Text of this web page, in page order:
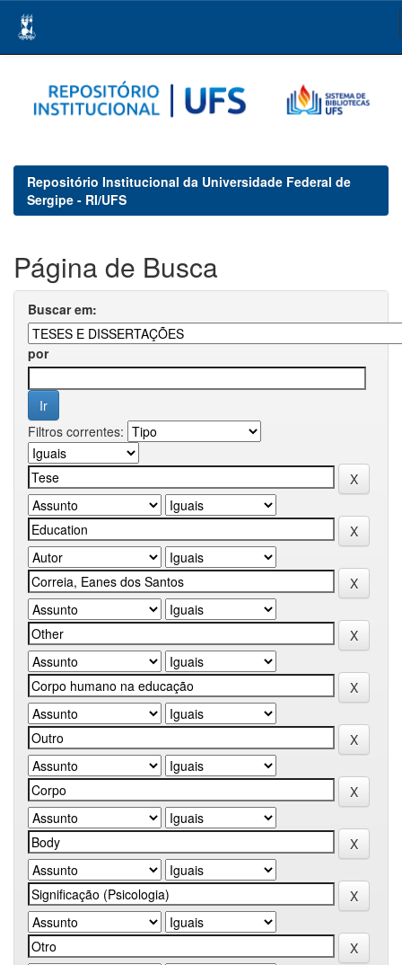
navigation
Repositório Institucional da Universidade Federal de
Sergipe - RI/UFS
Página de Busca
Buscar em:
por
Filtros correntes: